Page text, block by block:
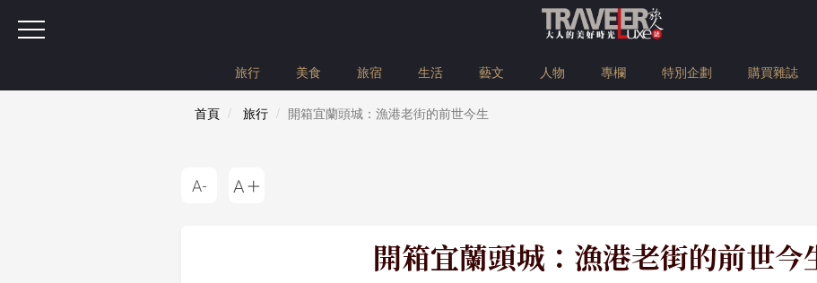
旅行 美食 旅宿 生活 藝文 人物 專欄 特別企劃 購買雜誌
首頁 旅行 開箱宜蘭頭城：漁港老街的前世今生
開箱宜蘭頭城：漁港老街的前世今